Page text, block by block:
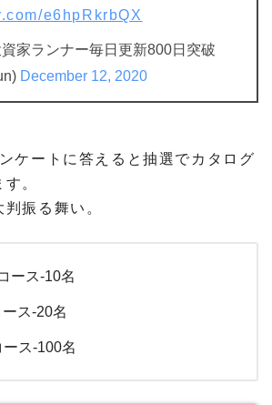
e6hpRkrbQX
家ランナー毎日更新800日突破
December 12, 2020
ケートに答えると抽選でカタログ
。
振る舞い。
ース-10名
ス-20名
ス-100名